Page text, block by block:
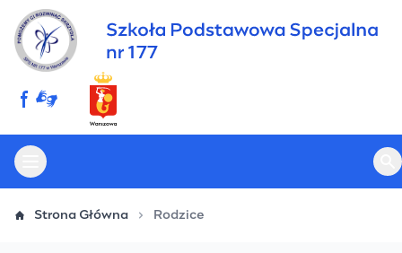
Przejdź
do
treści
Otwórz menu główne
Strona Główna Rodzice